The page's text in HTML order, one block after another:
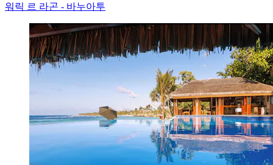
워릭 르 라곤 - 바누아투